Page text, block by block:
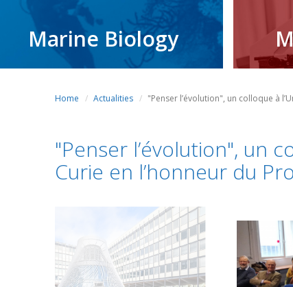
Marine Biology
Home Actualities "Penser l’évolution", un colloque à
"Penser l’évolution", un
Curie en l’honneur du